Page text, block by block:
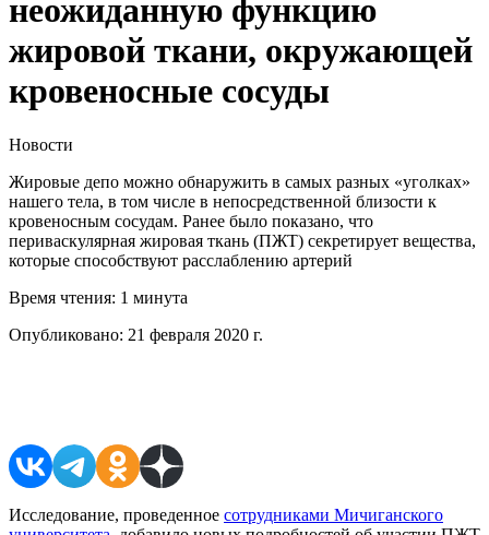
неожиданную функцию
жировой ткани, окружающей
кровеносные сосуды
Новости
Жировые депо можно обнаружить в самых разных «уголках»
нашего тела, в том числе в непосредственной близости к
кровеносным сосудам. Ранее было показано, что
периваскулярная жировая ткань (ПЖТ) секретирует вещества,
которые способствуют расслаблению артерий
Время чтения: 1 минута
Опубликовано: 21 февраля 2020 г.
Исследование, проведенное сотрудниками Мичиганского